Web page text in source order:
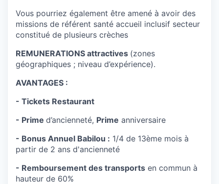
Vous pourriez également être amené à avoir des
missions de référent santé accueil inclusif secteur
constitué de plusieurs crèches
REMUNERATIONS attractives (zones
géographiques ; niveau d’expérience).
AVANTAGES :
- Tickets Restaurant
- Prime d’ancienneté, Prime anniversaire
- Bonus Annuel Babilou : 1/4 de 13ème mois à
partir de 2 ans d'ancienneté
- Remboursement des transports en commun à
hauteur de 60%